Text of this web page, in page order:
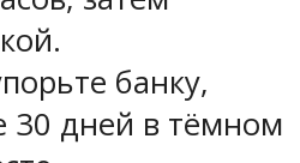
банку,
30 дней в тёмном